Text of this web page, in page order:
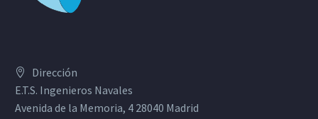
Dirección
E.T.S. Ingenieros Navales
Avenida de la Memoria, 4 28040 Madrid